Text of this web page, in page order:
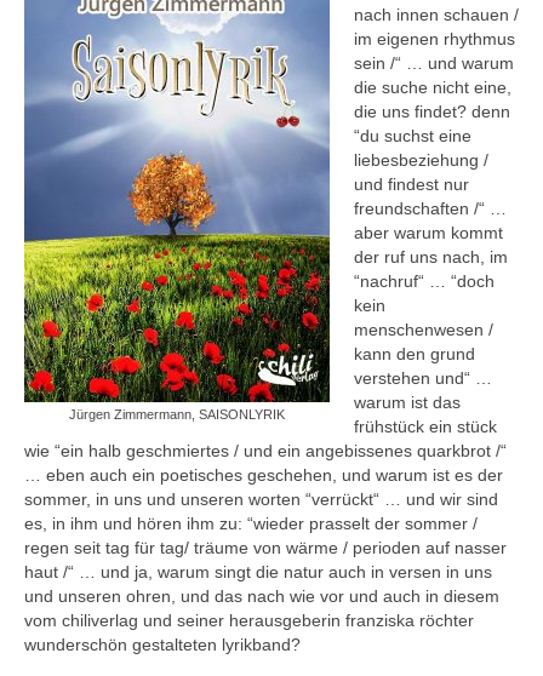
Jürgen Zimmermann, SAISONLYRIK
nach innen schauen /
im eigenen rhythmus
sein /“ … und warum
die suche nicht eine,
die uns findet? denn
“du suchst eine
liebesbeziehung /
und findest nur
freundschaften /“ …
aber warum kommt
der ruf uns nach, im
“nachruf“ … “doch
kein
menschenwesen /
kann den grund
verstehen und“ …
warum ist das
frühstück ein stück
wie “ein halb geschmiertes / und ein angebissenes quarkbrot /“
… eben auch ein poetisches geschehen, und warum ist es der
sommer, in uns und unseren worten “verrückt“ … und wir sind
es, in ihm und hören ihm zu: “wieder prasselt der sommer /
regen seit tag für tag/ träume von wärme / perioden auf nasser
haut /“ … und ja, warum singt die natur auch in versen in uns
und unseren ohren, und das nach wie vor und auch in diesem
vom chiliverlag und seiner herausgeberin franziska röchter
wunderschön gestalteten lyrikband?